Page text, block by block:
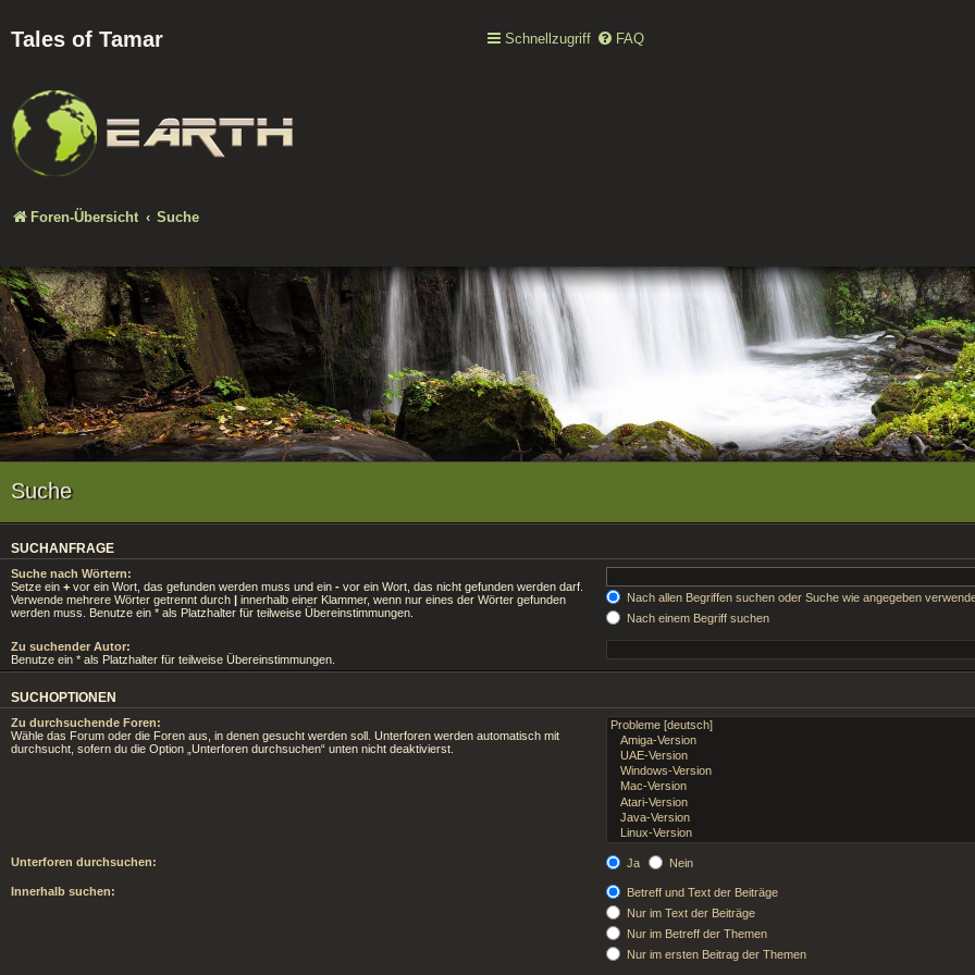
Tales of Tamar Schnellzugriff FAQ
Foren-Übersicht Suche
Suche
SUCHANFRAGE
Suche nach Wörtern:
Setze ein + vor ein Wort, das gefunden werden muss und ein - vor ein Wort, das nicht gefunden werden darf.
Verwende mehrere Wörter getrennt durch | innerhalb einer Klammer, wenn nur eines der Wörter gefunden
werden muss. Benutze ein * als Platzhalter für teilweise Übereinstimmungen.
Nach allen Begriffen suchen oder Suche wie angegeben
Nach einem Begriff suchen
Zu suchender Autor:
Benutze ein * als Platzhalter für teilweise Übereinstimmungen.
SUCHOPTIONEN
Zu durchsuchende Foren:
Wähle das Forum oder die Foren aus, in denen gesucht werden soll. Unterforen werden automatisch mit
durchsucht, sofern du die Option „Unterforen durchsuchen“ unten nicht deaktivierst.
Unterforen durchsuchen: Ja Nein
Innerhalb suchen:
Betreff und Text der Beiträge
Nur im Text der Beiträge
Nur im Betreff der Themen
Nur im ersten Beitrag der Themen